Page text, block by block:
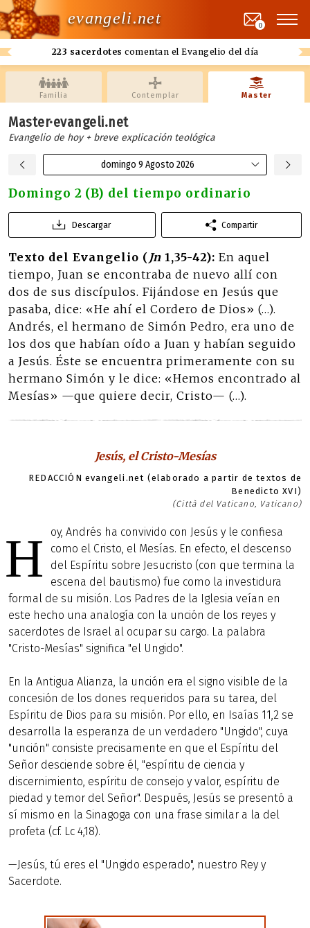
evangeli.net
223 sacerdotes comentan el Evangelio del día
0
Familia Contemplar Master
Master·evangeli.net
Evangelio de hoy + breve explicación teológica
domingo 9 Agosto 2026
Domingo 2 (B) del tiempo ordinario
Descargar Compartir
Texto del Evangelio ( Jn 1,35-42): En aquel
tiempo, Juan se encontraba de nuevo allí con
dos de sus discípulos. Fijándose en Jesús que
pasaba, dice: «He ahí el Cordero de Dios» (…).
Andrés, el hermano de Simón Pedro, era uno de
los dos que habían oído a Juan y habían seguido
a Jesús. Éste se encuentra primeramente con su
hermano Simón y le dice: «Hemos encontrado al
Mesías» —que quiere decir, Cristo— (…).
Jesús, el Cristo-Mesías
REDACCIÓN evangeli.net (elaborado a partir de textos de
Benedicto XVI)
(Città del Vaticano, Vaticano)
H
oy, Andrés ha convivido con Jesús y le confiesa
como el Cristo, el Mesías. En efecto, el descenso
del Espíritu sobre Jesucristo (con que termina la
escena del bautismo) fue como la investidura
formal de su misión. Los Padres de la Iglesia veían en
este hecho una analogía con la unción de los reyes y
sacerdotes de Israel al ocupar su cargo. La palabra
"Cristo-Mesías" significa "el Ungido".
En la Antigua Alianza, la unción era el signo visible de la
concesión de los dones requeridos para su tarea, del
Espíritu de Dios para su misión. Por ello, en Isaías 11,2 se
desarrolla la esperanza de un verdadero "Ungido", cuya
"unción" consiste precisamente en que el Espíritu del
Señor desciende sobre él, "espíritu de ciencia y
discernimiento, espíritu de consejo y valor, espíritu de
piedad y temor del Señor". Después, Jesús se presentó a
sí mismo en la Sinagoga con una frase similar a la del
profeta (cf. Lc 4,18).
—Jesús, tú eres el "Ungido esperado", nuestro Rey y
Sacerdote.